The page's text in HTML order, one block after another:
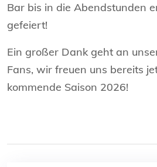
Bar bis in die Abendstunden
gefeiert!
Ein großer Dank geht an
Fans, wir freuen uns bereits
kommende Saison 2026!